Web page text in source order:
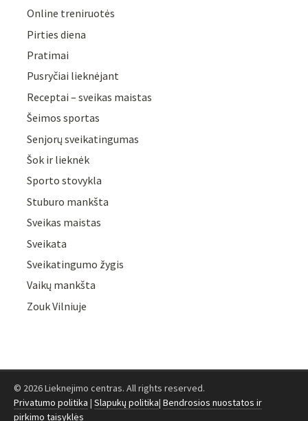
Online treniruotės
Pirties diena
Pratimai
Pusryčiai lieknėjant
Receptai – sveikas maistas
Šeimos sportas
Senjorų sveikatingumas
Šok ir lieknėk
Sporto stovykla
Stuburo mankšta
Sveikas maistas
Sveikata
Sveikatingumo žygis
Vaikų mankšta
Zouk Vilniuje
© 2026 Lieknejimo centras. All rights reserved.
Privatumo politika | Slapukų politika| Bendrosios nuostatos ir
pirkimo taisyklės